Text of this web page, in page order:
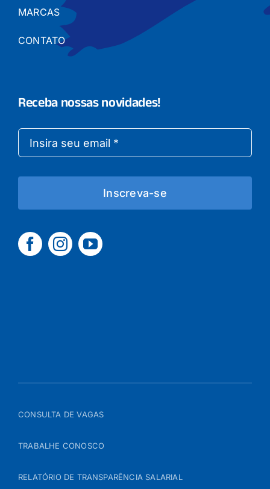
MARCAS
CONTATO
Receba nossas novidades!
Inscreva-se
CONSULTA DE VAGAS
TRABALHE CONOSCO
RELATÓRIO DE TRANSPARÊNCIA SALARIAL